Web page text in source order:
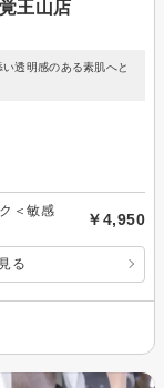
王山店
透明感のある素肌へと
＜敏感
￥4,950
る